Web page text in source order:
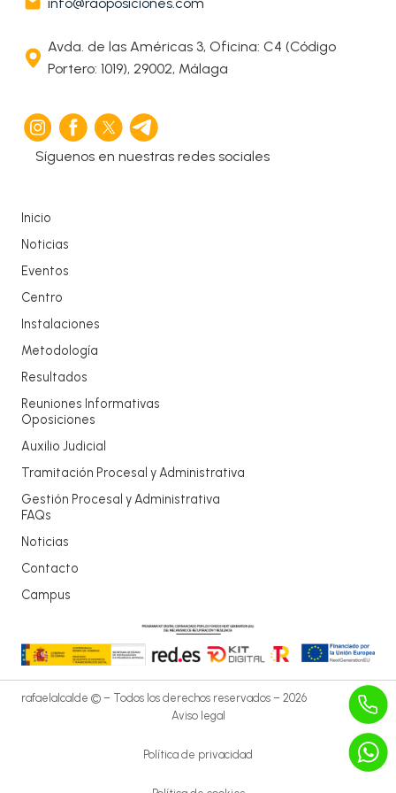
Avda. de las Américas 3, Oficina: C4 (Código
Portero: 1019), 29002, Málaga
Síguenos en nuestras redes sociales
Inicio
Noticias
Eventos
Centro
Instalaciones
Metodología
Resultados
Reuniones Informativas
Oposiciones
Auxilio Judicial
Tramitación Procesal y Administrativa
Gestión Procesal y Administrativa
FAQs
Noticias
Contacto
Campus
rafaelalcalde © – Todos los derechos reservados – 2026
Aviso legal
Política de privacidad